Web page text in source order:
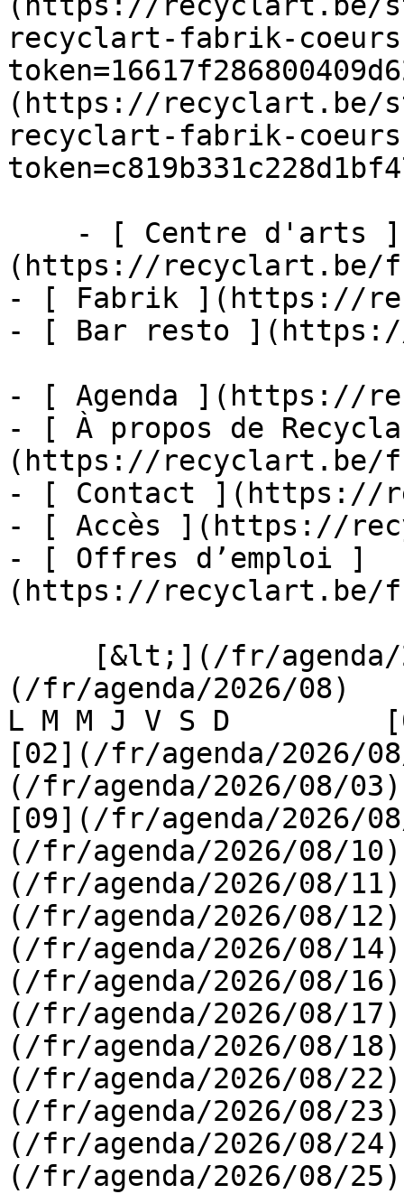
recyclart-fabrik-
(https://recyclart.be/
recyclart-fabrik-
(https://recyclart.be/
- [ Fabrik ](https://
- [ Bar resto
- [ Agenda ](https://
- [ À propos de
(https://recyclart.be/
- [ Contact ](https://
- [ Accès ](https://
- [ Offres d’emploi ]
(https://recyclart.be/
(/fr/agenda/2026/08)
L M M J V S D
[02](/fr/agenda/2026/
(/fr/agenda/2026/08/
[09](/fr/agenda/2026/
(/fr/agenda/2026/08/
(/fr/agenda/2026/08/
(/fr/agenda/2026/08/
(/fr/agenda/2026/08/
(/fr/agenda/2026/08/
(/fr/agenda/2026/08/
(/fr/agenda/2026/08/
(/fr/agenda/2026/08/
(/fr/agenda/2026/08/
(/fr/agenda/2026/08/
(/fr/agenda/2026/08/